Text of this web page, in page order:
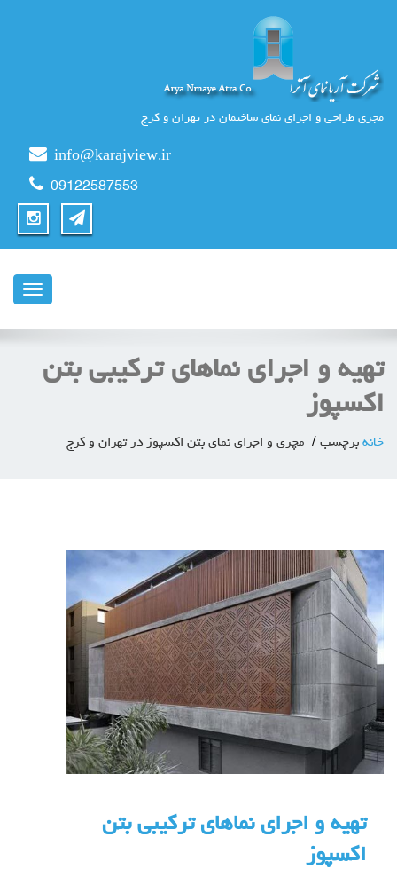
مجری طراحی و اجرای نمای ساختمان در تهران و کرج
info@karajview.ir
09122587553
ناوبری
تهيه و اجراي نماهای تركيبي بتن
اكسپوز
خانه برچسب مچری و اجرای نمای بتن اکسپوز در تهران و کرج
تهيه و اجراي نماهای تركيبي بتن
اكسپوز